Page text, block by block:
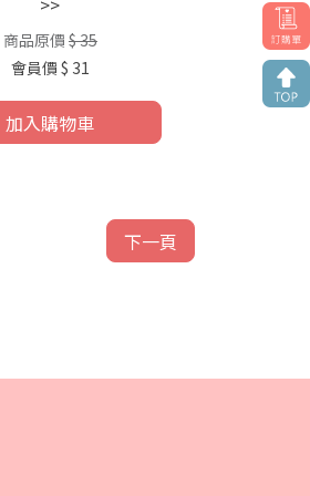
商品原價 $ 35
會員價 $ 31
加入購物車
下一頁